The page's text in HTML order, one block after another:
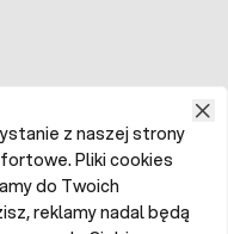
z naszej strony
Pliki cookies
do Twoich
reklamy nadal będą